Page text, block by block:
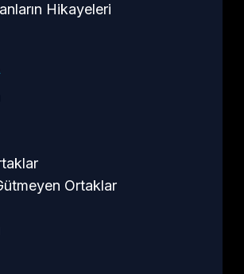
Hikayeleri
Ortaklar